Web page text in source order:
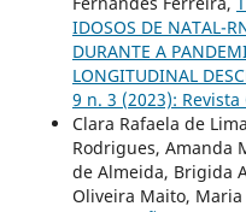
IDOSOS DE NATAL-
DURANTE A
LONGITUDINAL
9 n. 3 (2023):
Clara Rafaela de
Rodrigues, Amanda
de Almeida, Brigida
Oliveira Maito,